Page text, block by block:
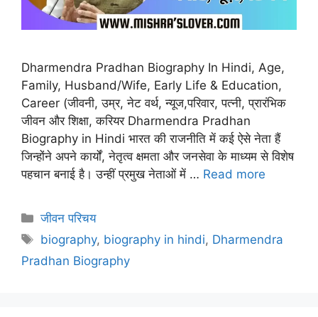
Dharmendra Pradhan Biography In Hindi, Age,
Family, Husband/Wife, Early Life & Education,
Career (जीवनी, उम्र, नेट वर्थ, न्यूज,परिवार, पत्नी, प्रारंभिक
जीवन और शिक्षा, करियर Dharmendra Pradhan
Biography in Hindi भारत की राजनीति में कई ऐसे नेता हैं
जिन्होंने अपने कार्यों, नेतृत्व क्षमता और जनसेवा के माध्यम से विशेष
पहचान बनाई है। उन्हीं प्रमुख नेताओं में … Read more
Categories
जीवन परिचय
Tags
biography, biography in hindi, Dharmendra
Pradhan Biography